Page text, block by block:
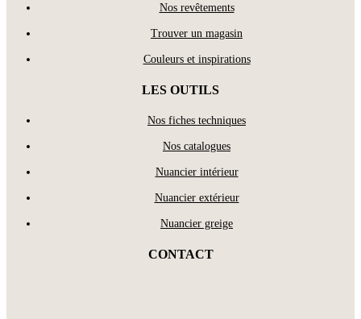
Nos revêtements
Trouver un magasin
Couleurs et inspirations
LES OUTILS
Nos fiches techniques
Nos catalogues
Nuancier intérieur
Nuancier extérieur
Nuancier greige
CONTACT